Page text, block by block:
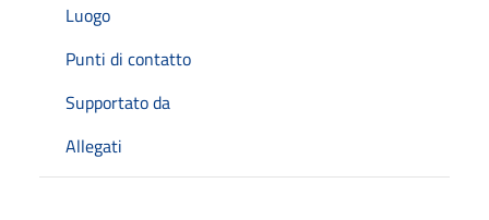
Luogo
Punti di contatto
Supportato da
Allegati